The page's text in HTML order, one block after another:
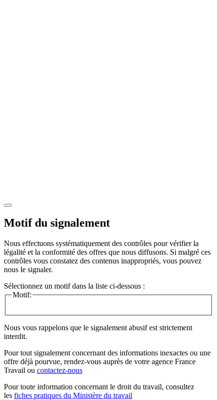
Motif du signalement
Nous effectuons systématiquement des contrôles pour vérifier la
légalité et la conformité des offres que nous diffusons. Si malgré ces
contrôles vous constatez des contenus inappropriés, vous pouvez
nous le signaler.
Sélectionnez un motif dans la liste ci-dessous :
Motif:
Nous vous rappelons que le signalement abusif est strictement
interdit.
Pour tout signalement concernant des informations inexactes ou une
offre déjà pourvue, rendez-vous auprès de votre agence France
Travail ou contactez-nous
Pour toute information concernant le droit du travail, consultez
les fiches pratiques du Ministère du travail